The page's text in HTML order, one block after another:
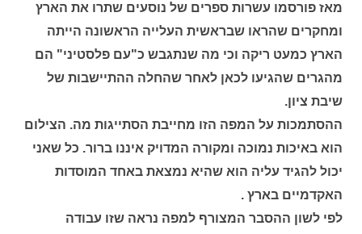
מאז פורסמו עשרות ספרים של נוסעים שתרו את הארץ
ומחקרים שהראו שבראשית העלייה הראשונה הייתה
הארץ כמעט ריקה וכי מה שנתגבש כ"עם פלסטיני" הם
מהגרים שהגיעו לכאן לאחר שהחלה ההתיישבות של
שיבת ציון.
ההסתמכות על המפה הזו מחייבת הסתייגות מה. הצילום
הוא באיכות נמוכה ומקורה המדויק איננו ברור. כל שאני
יכול להגיד עליה הוא שהיא נמצאת באחד המוסדות
האקדמיים בארץ .
לפי לשון ההסבר המצורף למפה נראה שזו עבודה